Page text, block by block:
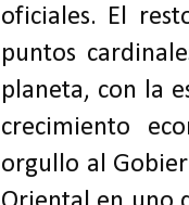
oficiales. El
puntos
planeta, con la
crecimiento
orgullo al